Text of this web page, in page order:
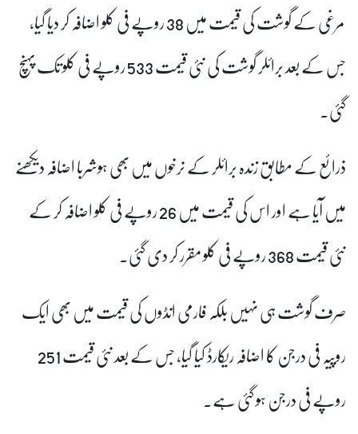
مرغی کے گوشت کی قیمت میں 38 روپے فی کلو اضافہ کر دیا گیا،
جس کے بعد برائلر گوشت کی نئی قیمت 533 روپے فی کلو تک پہنچ
گئی۔
ذرائع کے مطابق زندہ برائلر کے نرخوں میں بھی ہوشربا اضافہ دیکھنے
میں آیا ہے اور اس کی قیمت میں 26 روپے فی کلو اضافہ کر کے
نئی قیمت 368 روپے فی کلو مقرر کر دی گئی۔
صرف گوشت ہی نہیں بلکہ فارمی انڈوں کی قیمت میں بھی ایک
روپیہ فی درجن کا اضافہ ریکارڈ کیا گیا، جس کے بعد نئی قیمت 251
روپے فی درجن ہو گئی ہے۔